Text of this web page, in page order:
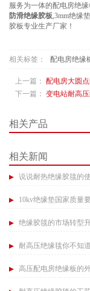
服务为一体的配电房绝
防滑绝缘胶板,3mm绝缘
胶板专业生产厂家！
相关标签： 配电房绝缘
上一篇： 配电房大圆
下一篇： 变电站耐高
相关产品
相关新闻
说说耐热绝缘胶毯的
10kv绝缘垫国家质量
绝缘胶毯的市场转型
耐高压绝缘毯你不知
高压配电房绝缘板的